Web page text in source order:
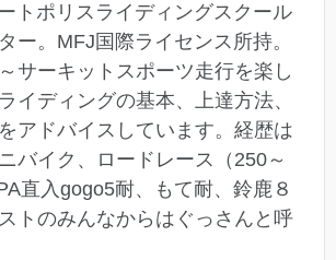
トポリスライディングスクール
ー。MFJ国際ライセンス所持。
サーキットスポーツ走行を楽し
イディングの基本、上達方法、
アドバイスしています。経歴は
バイク、ロードレース（250～
直入gogo5耐、もて耐、鈴鹿８
トのみんなからはぐっさんと呼